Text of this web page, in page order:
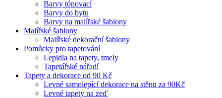
Barvy tónovací
Barvy do bytu
Barvy na malířské šablony
Malířské šablony
Malířské dekorační šablony
Pomůcky pro tapetování
Lepidla na tapety, tmely
Tapetářské nářadí
Tapety a dekorace od 90 Kč
Levné samolepící dekorace na stěnu za 90Kč
Levné tapety na zeď